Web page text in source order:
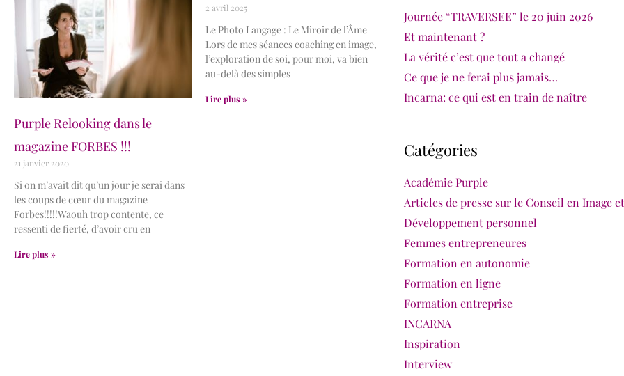
Purple Relooking dans le
magazine FORBES !!!
21 janvier 2020
Si on m’avait dit qu’un jour je serai dans
les coups de cœur du magazine
Forbes!!!!!Waouh trop contente, ce
ressenti de fierté, d’avoir cru en
Lire plus »
2 avril 2025
Le Photo Langage : Le Miroir de l’Âme
Lors de mes séances coaching en image,
l’exploration de soi, pour moi, va bien
au-delà des simples
Lire plus »
Journée “TRAVERSEE” le 20 juin 2026
Et maintenant ?
La vérité c’est que tout a changé
Ce que je ne ferai plus jamais…
Incarna: ce qui est en train de naître
Catégories
Académie Purple
Articles de presse sur le Conseil en Image
Développement personnel
Femmes entrepreneures
Formation en autonomie
Formation en ligne
Formation entreprise
INCARNA
Inspiration
Interview